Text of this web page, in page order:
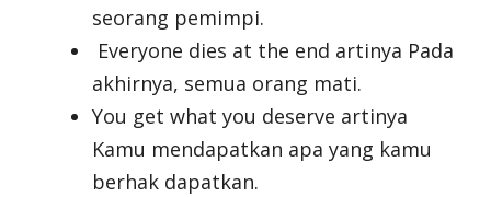
seorang pemimpi.
Everyone dies at the end artinya Pada
akhirnya, semua orang mati.
You get what you deserve artinya
Kamu mendapatkan apa yang kamu
berhak dapatkan.